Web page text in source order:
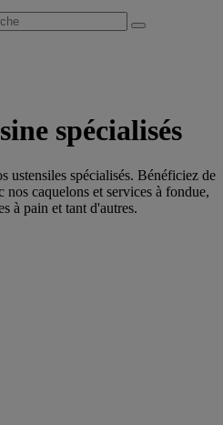
spécialisés
ustensiles spécialisés. Bénéficiez de
caquelons et services à fondue,
à pain et tant d'autres.